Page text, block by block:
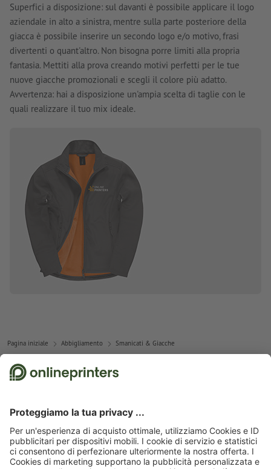
Superfici a disposizione: sul davanti è possibile applicare il logo
aziendale in alto a sinistra, mentre sulla parte posteriore della
giacca è possibile inserire un secondo logo e/o motivo, frasi
divertenti o quant'altro. Non bisogna porre limiti alla propria
fantasia. Mettiti alla prova creando motivi perfetti per le tue
nuove giacche promozionali e scegli il colore più adatto.
Avvertenza: hai a disposizione un'ampia scelta di taglie con le
quali realizzare il tuo mix ideale.
Pagina iniziale Abbigliamento Smanicati & Giacche
Chi siamo
Abbonati alla newsletter e assicurati un buono sconto del